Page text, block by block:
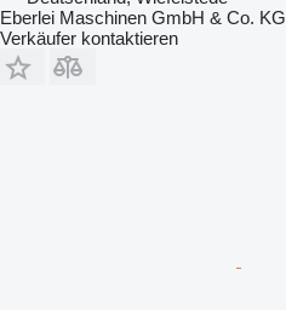
Eberlei Maschinen GmbH & Co. KG
Verkäufer kontaktieren